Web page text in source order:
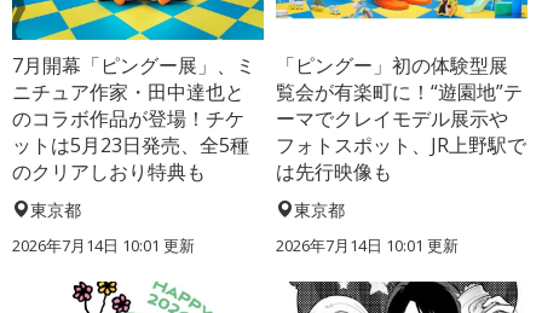
7月開幕「ピングー展」、ミ
ニチュア作家・田中達也と
のコラボ作品が登場！チケ
ットは5月23日発売、全5種
のクリアしおり特典も
東京都
2026年7月14日 10:01 更新
「ピングー」初の体験型展
覧会が有楽町に！“遊園地”テ
ーマでクレイモデル展示や
フォトスポット、JR上野駅で
は先行映像も
東京都
2026年7月14日 10:01 更新